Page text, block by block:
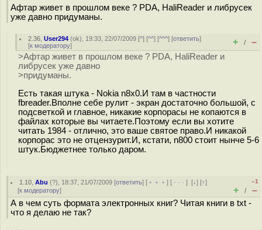
Афтар живет в прошлом веке ? PDA, HaliReader и либрусек
уже давно придуманы.
2.36 ,User294 (ok), 19:33, 22/07/2009 [^] [^^] [^^^] [ответить]
[к модератору] + / –
>Афтар живет в прошлом веке ? PDA, HaliReader и
либрусек уже давно
>придуманы.
Есть такая штука - Nokia n8x0.И там в частности
fbreader.Вполне себе рулит - экран достаточно большой, с
подсветкой и главное, никакие корпорасы не копаются в
файлах которые вы читаете.Поэтому если вы хотите
читать 1984 - отлично, это ваше святое право.И никакой
корпорас это не отцензурит.И, кстати, n800 стоит нынче 5-6
штук.Бюджетнее только даром.
1.10 ,Abu (?), 18:37, 21/07/2009 [ответить] [ ﹢﹢﹢] [ · · ·][↓] [↑]
[к модератору]
–1
+ / –
А в чем суть формата электронных книг? Читая книги в txt -
что я делаю не так?